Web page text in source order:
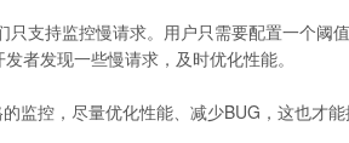
支持监控慢请求。用户只需要配置一个阈
者发现一些慢请求，及时优化性能。
监控，尽量优化性能、减少BUG，这也才